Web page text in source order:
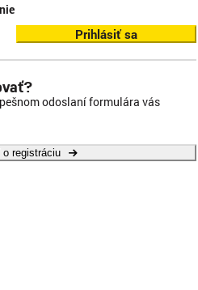
Prihlásiť sa
odoslaní formulára vás
o registráciu